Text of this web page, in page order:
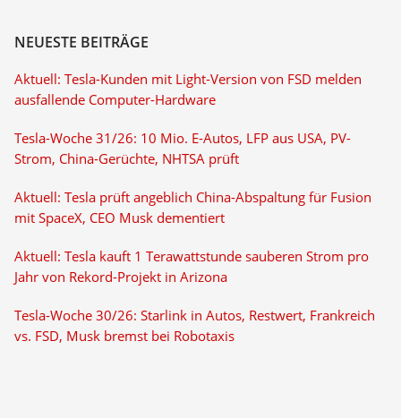
NEUESTE BEITRÄGE
Aktuell: Tesla-Kunden mit Light-Version von FSD melden
ausfallende Computer-Hardware
Tesla-Woche 31/26: 10 Mio. E-Autos, LFP aus USA, PV-
Strom, China-Gerüchte, NHTSA prüft
Aktuell: Tesla prüft angeblich China-Abspaltung für Fusion
mit SpaceX, CEO Musk dementiert
Aktuell: Tesla kauft 1 Terawattstunde sauberen Strom pro
Jahr von Rekord-Projekt in Arizona
Tesla-Woche 30/26: Starlink in Autos, Restwert, Frankreich
vs. FSD, Musk bremst bei Robotaxis